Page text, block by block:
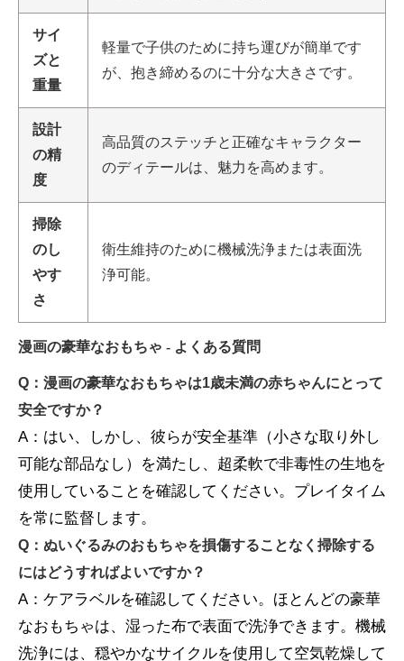
サイ
ズと
重量
軽量で子供のために持ち運びが簡単です
が、抱き締めるのに十分な大きさです。
設計
の精
度
高品質のステッチと正確なキャラクター
のディテールは、魅力を高めます。
掃除
のし
やす
さ
衛生維持のために機械洗浄または表面洗
浄可能。
漫画の豪華なおもちゃ - よくある質問
Q：漫画の豪華なおもちゃは1歳未満の赤ちゃんにとって
安全ですか？
A：はい、しかし、彼らが安全基準（小さな取り外し
可能な部品なし）を満たし、超柔軟で非毒性の生地を
使用していることを確認してください。プレイタイム
を常に監督します。
Q：ぬいぐるみのおもちゃを損傷することなく掃除する
にはどうすればよいですか？
A：ケアラベルを確認してください。ほとんどの豪華
なおもちゃは、湿った布で表面で洗浄できます。機械
洗浄には、穏やかなサイクルを使用して空気乾燥して